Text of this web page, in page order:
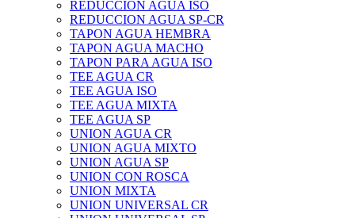
REDUCCION AGUA ISO
REDUCCION AGUA SP-CR
TAPON AGUA HEMBRA
TAPON AGUA MACHO
TAPON PARA AGUA ISO
TEE AGUA CR
TEE AGUA ISO
TEE AGUA MIXTA
TEE AGUA SP
UNION AGUA CR
UNION AGUA MIXTO
UNION AGUA SP
UNION CON ROSCA
UNION MIXTA
UNION UNIVERSAL CR